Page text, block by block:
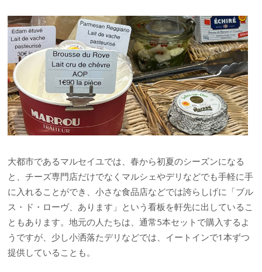
大都市であるマルセイユでは、春から初夏のシーズンになる
と、チーズ専門店だけでなくマルシェやデリなどでも手軽に手
に入れることができ、小さな食品店などでは誇らしげに「ブル
ス・ド・ローヴ、あります」という看板を軒先に出しているこ
ともあります。地元の人たちは、通常5本セットで購入するよ
うですが、 少し小洒落たデリなどでは、イートインで1本ずつ
提供していることも。